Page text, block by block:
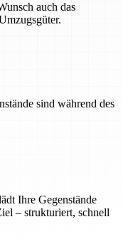
auch das
sind während des
Ihre Gegenstände
– strukturiert, schnell